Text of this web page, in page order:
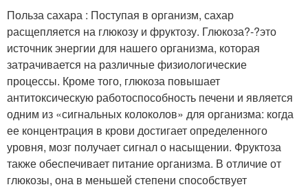
Польза сахара : Поступая в организм, сахар
расщепляется на глюкозу и фруктозу. Глюкоза?-?это
источник энергии для нашего организма, которая
затрачивается на различные физиологические
процессы. Кроме того, глюкоза повышает
антитоксическую работоспособность печени и является
одним из «сигнальных колоколов» для организма: когда
ее концентрация в крови достигает определенного
уровня, мозг получает сигнал о насыщении. Фруктоза
также обеспечивает питание организма. В отличие от
глюкозы, она в меньшей степени способствует